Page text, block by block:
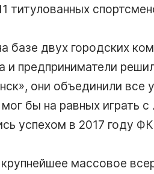
титулованных
базе двух городских
предприниматели
они объединили все
бы на равных играть
успехом в 2017 году
массовое